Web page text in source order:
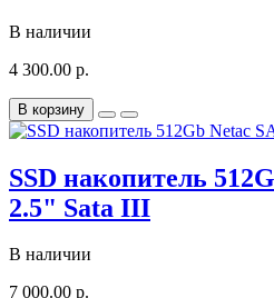
В наличии
4 300.00 р.
В корзину
SSD накопитель
2.5" Sata III
В наличии
7 000.00 р.